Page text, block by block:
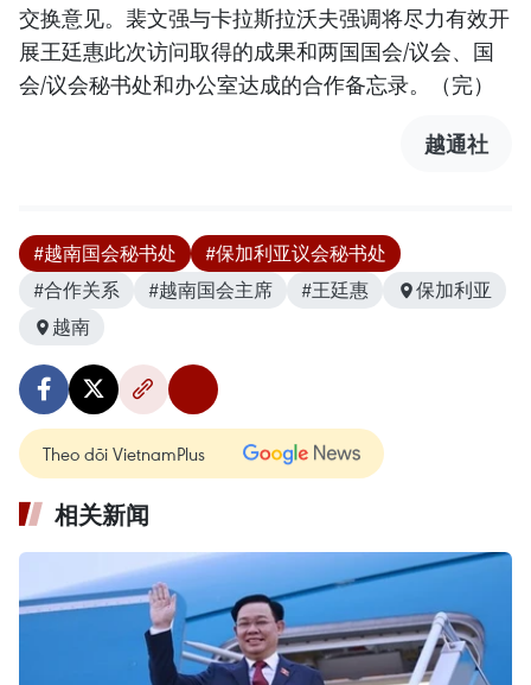
交换意见。裴文强与卡拉斯拉沃夫强调将尽力有效开
展王廷惠此次访问取得的成果和两国国会/议会、国
会/议会秘书处和办公室达成的合作备忘录。（完）
越通社
#越南国会秘书处
#保加利亚议会秘书处
#合作关系
#越南国会主席 #王廷惠
保加利亚
越南
Theo dõi VietnamPlus
相关新闻